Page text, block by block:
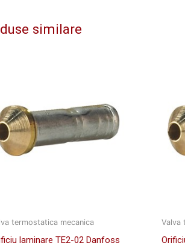
similare
termostatica mecanica
laminare TE2-02 Danfoss
Valva